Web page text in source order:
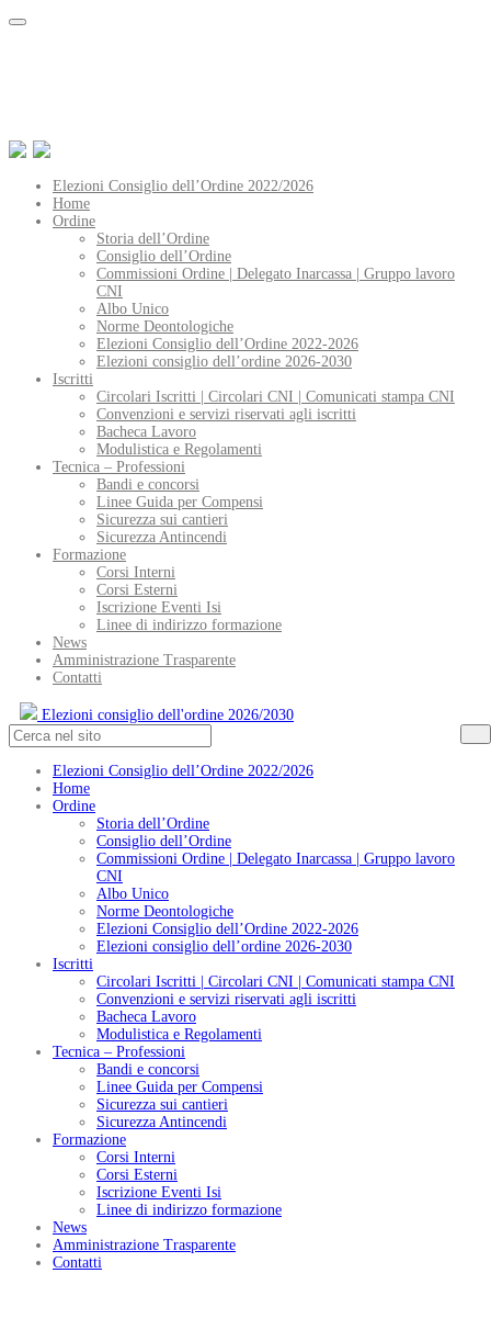
Elezioni Consiglio dell’Ordine 2022/2026
Home
Ordine
Storia dell’Ordine
Consiglio dell’Ordine
Commissioni Ordine | Delegato Inarcassa | Gruppo lavoro
CNI
Albo Unico
Norme Deontologiche
Elezioni Consiglio dell’Ordine 2022-2026
Elezioni consiglio dell’ordine 2026-2030
Iscritti
Circolari Iscritti | Circolari CNI | Comunicati stampa CNI
Convenzioni e servizi riservati agli iscritti
Bacheca Lavoro
Modulistica e Regolamenti
Tecnica – Professioni
Bandi e concorsi
Linee Guida per Compensi
Sicurezza sui cantieri
Sicurezza Antincendi
Formazione
Corsi Interni
Corsi Esterni
Iscrizione Eventi Isi
Linee di indirizzo formazione
News
Amministrazione Trasparente
Contatti
Elezioni consiglio dell'ordine 2026/2030
Elezioni Consiglio dell’Ordine 2022/2026
Home
Ordine
Storia dell’Ordine
Consiglio dell’Ordine
Commissioni Ordine | Delegato Inarcassa | Gruppo lavoro
CNI
Albo Unico
Norme Deontologiche
Elezioni Consiglio dell’Ordine 2022-2026
Elezioni consiglio dell’ordine 2026-2030
Iscritti
Circolari Iscritti | Circolari CNI | Comunicati stampa CNI
Convenzioni e servizi riservati agli iscritti
Bacheca Lavoro
Modulistica e Regolamenti
Tecnica – Professioni
Bandi e concorsi
Linee Guida per Compensi
Sicurezza sui cantieri
Sicurezza Antincendi
Formazione
Corsi Interni
Corsi Esterni
Iscrizione Eventi Isi
Linee di indirizzo formazione
News
Amministrazione Trasparente
Contatti